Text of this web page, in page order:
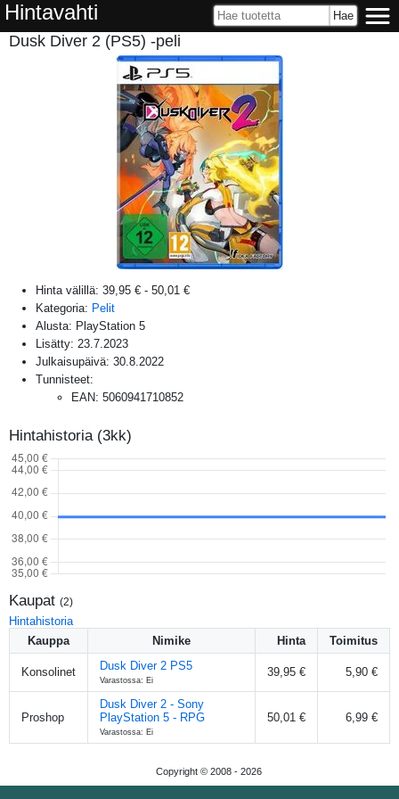
Hintavahti
Dusk Diver 2 (PS5) -peli
Hinta välillä: 39,95 € - 50,01 €
Kategoria: Pelit
Alusta: PlayStation 5
Lisätty: 23.7.2023
Julkaisupäivä: 30.8.2022
Tunnisteet:
EAN: 5060941710852
Hintahistoria (3kk)
Kaupat (2)
Hintahistoria
Kauppa
Nimike Hinta Toimitus
Konsolinet Dusk Diver 2 PS5
Varastossa: Ei
39,95 € 5,90 €
Proshop
Dusk Diver 2 - Sony
PlayStation 5 - RPG
Varastossa: Ei
50,01 € 6,99 €
Copyright © 2008 - 2026